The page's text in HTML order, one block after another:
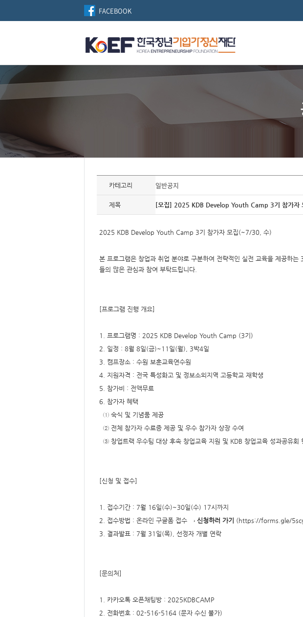
FACEBOOK
자
개
내
용,
드/
주
제,
유
자/
작
년
도,
표
미
첨
파
출
처,
카테고리 일반공지
제목 [모집] 2025 KDB Develop Youth Camp 3기 참가자
2025 KDB Develop Youth Camp 3기 참가자 모집(~7/30, 수)
본 프로그램은 창업과 취업 분야로 구분하여 전략적인 실전 교육을 제공하
들의 많은 관심과 참여 부탁드립니다.
[프로그램 진행 개요]
1. 프로그램명 : 2025 KDB Develop Youth Camp (3기)
2. 일정 : 8월 8일(금)~11일(월), 3박4일
3. 캠프장소 : 수원 보훈교육연수원
4. 지원자격 : 전국 특성화고 및 정보소외지역 고등학교 재학생
5. 참가비 : 전액무료
6. 참가자 혜택
① 숙식 및 기념품 제공
② 전체 참가자 수료증 제공 및 우수 참가자 상장 수여
③ 창업트랙 우수팀 대상 후속 창업교육 지원 및 KDB 창업교육 성과공유회
[신청 및 접수]
1. 접수기간 : 7월 16일(수)~30일(수) 17시까지
2. 접수방법 : 온라인 구글폼 접수 → 신청하러 가기 (https://forms.gle/
3. 결과발표 : 7월 31일(목), 선정자 개별 연락
[문의처]
1. 카카오톡 오픈채팅방 : 2025KDBCAMP
2. 전화번호 : 02-516-5164 (문자 수신 불가)